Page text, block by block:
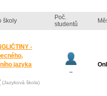
školy
Poč.
studentů
-
jazyka
(Jazyková škola)
–